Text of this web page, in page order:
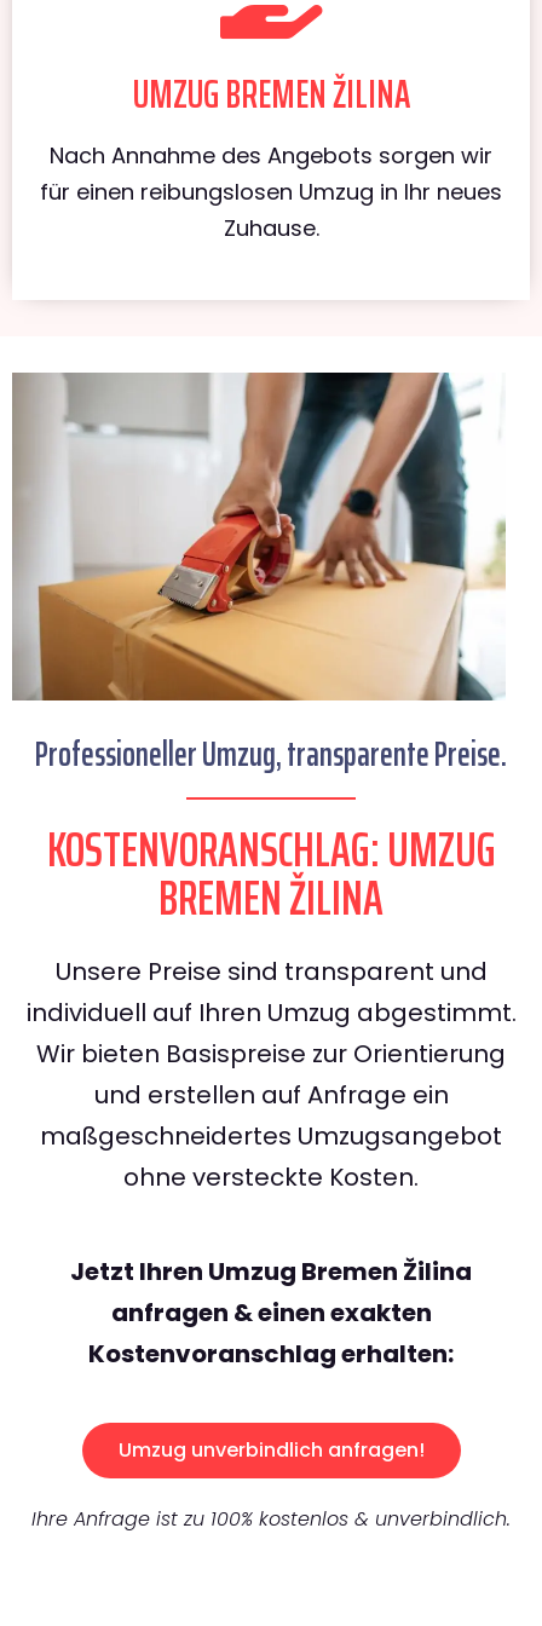
UMZUG BREMEN ŽILINA
Nach Annahme des Angebots sorgen wir
für einen reibungslosen Umzug in Ihr neues
Zuhause.
Professioneller Umzug, transparente Preise.
KOSTENVORANSCHLAG: UMZUG
BREMEN ŽILINA
Unsere Preise sind transparent und
individuell auf Ihren Umzug abgestimmt.
Wir bieten Basispreise zur Orientierung
und erstellen auf Anfrage ein
maßgeschneidertes Umzugsangebot
ohne versteckte Kosten.
Jetzt Ihren Umzug Bremen Žilina
anfragen & einen exakten
Kostenvoranschlag erhalten:
Umzug unverbindlich anfragen!
Ihre Anfrage ist zu 100% kostenlos & unverbindlich.